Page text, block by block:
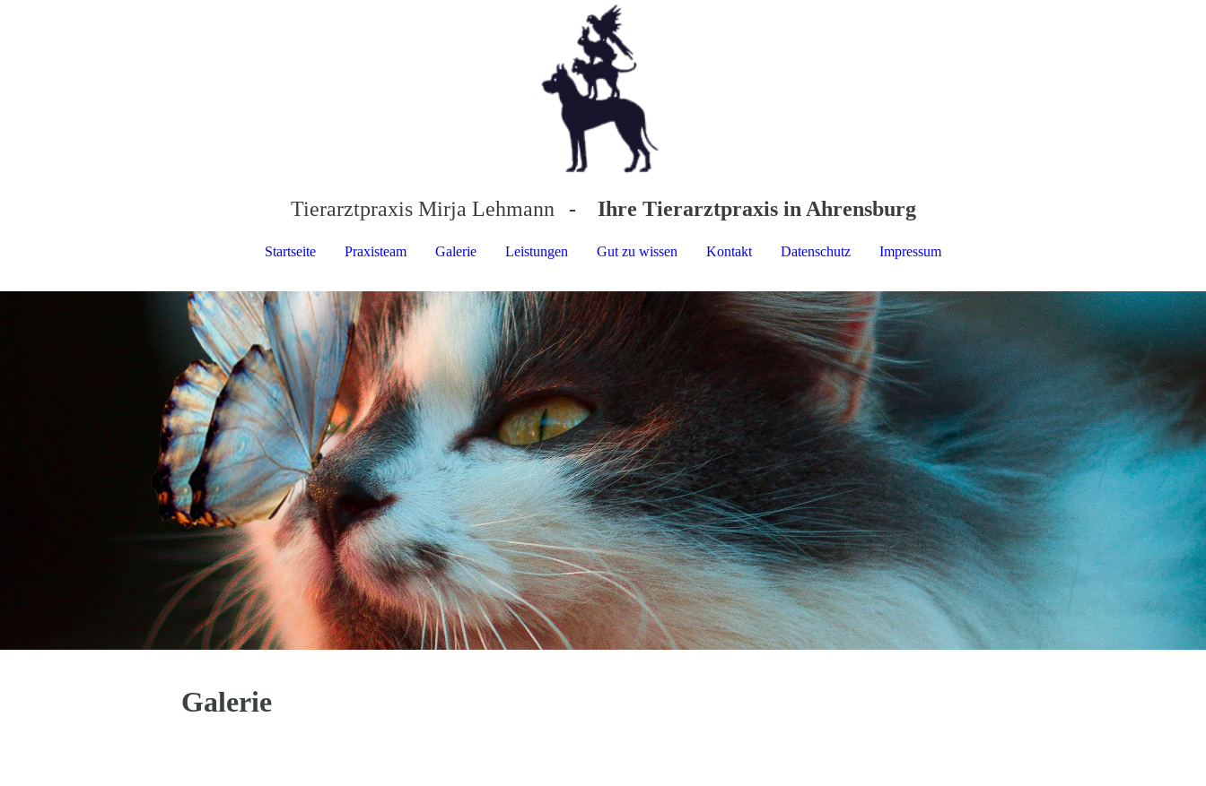
Tierarztpraxis Mirja Lehmann - Ihre Tierarztpraxis in Ahrensburg
Startseite Praxisteam Galerie Leistungen Gut zu wissen Kontakt Datenschutz Impressum
Galerie